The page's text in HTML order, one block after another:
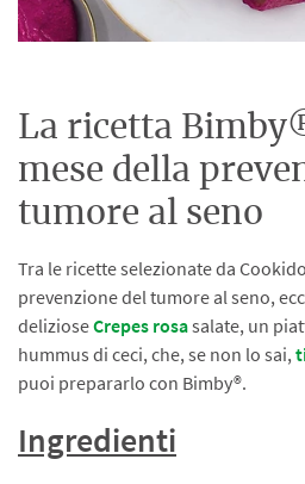
La ricetta
mese della
tumore al seno
Tra le ricette selezionate da
prevenzione del tumore al seno,
delizioseCrepes rosasalate, un
hummus di ceci, che, se non lo sai,
puoi prepararlo con Bimby®.
Ingredienti